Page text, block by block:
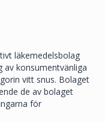
läkemedelsbolag
av konsumentvänliga
vitt snus. Bolaget
de av bolaget
för